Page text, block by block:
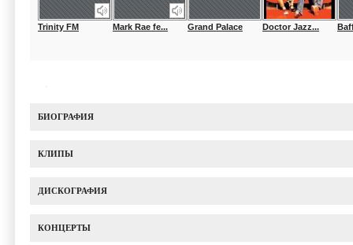
Trinity FM Mark Rae fe... Grand Palace Doctor Jazz...
БИОГРАФИЯ
КЛИПЫ
ДИСКОГРАФИЯ
КОНЦЕРТЫ